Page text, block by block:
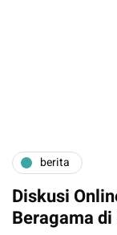
berita
Diskusi
Beragama